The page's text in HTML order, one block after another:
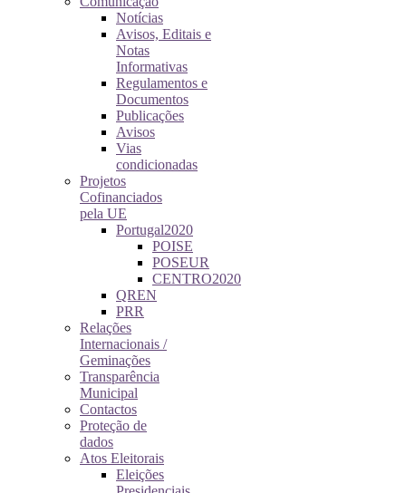
Notícias
Avisos, Editais e
Notas
Informativas
Regulamentos e
Documentos
Publicações
Avisos
Vias
condicionadas
Projetos
Cofinanciados
pela UE
Portugal2020
POISE
POSEUR
CENTRO2020
QREN
PRR
Relações
Internacionais /
Geminações
Transparência
Municipal
Contactos
Proteção de
dados
Atos Eleitorais
Eleições